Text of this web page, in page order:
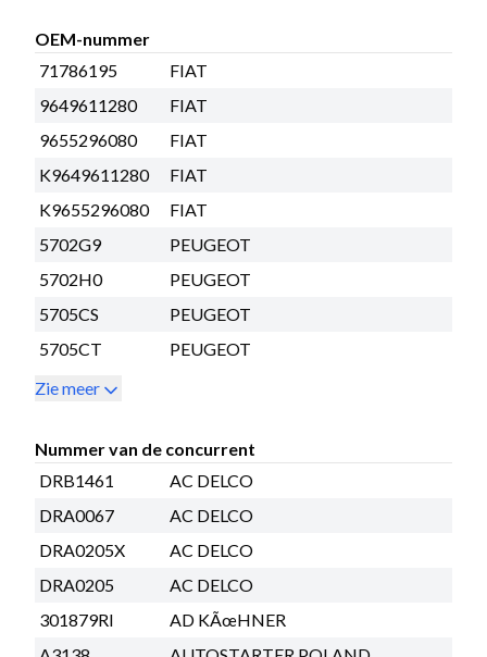
OEM-nummer
71786195
FIAT
9649611280
FIAT
9655296080
FIAT
K9649611280
FIAT
K9655296080
FIAT
5702G9
PEUGEOT
5702H0
PEUGEOT
5705CS
PEUGEOT
5705CT
PEUGEOT
Zie meer
Nummer van de concurrent
DRB1461
AC DELCO
DRA0067
AC DELCO
DRA0205X
AC DELCO
DRA0205
AC DELCO
301879RI
AD KÃœHNER